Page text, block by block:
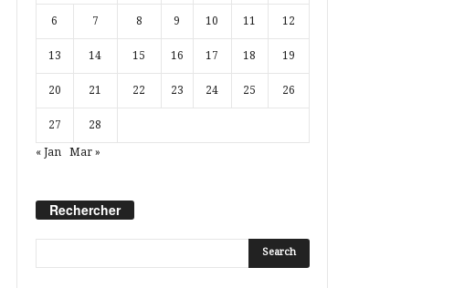
6 7 8 9 10 11 12
13 14 15 16 17 18 19
20 21 22 23 24 25 26
27 28
« Jan Mar »
Rechercher